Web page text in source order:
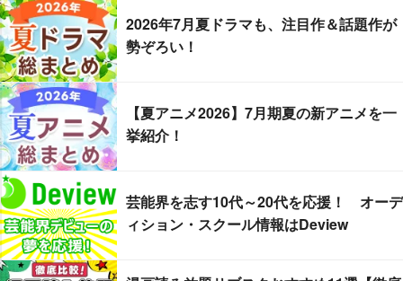
2026年7月夏ドラマも、注目作＆話題作が
勢ぞろい！
【夏アニメ2026】7月期夏の新アニメを一
挙紹介！
芸能界を志す10代～20代を応援！ オーデ
ィション・スクール情報はDeview